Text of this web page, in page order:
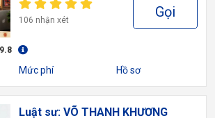
106 nhận xét Gọi
9.8
Mức phí Hồ sơ
Luật sư: VÕ THANH KHƯƠNG